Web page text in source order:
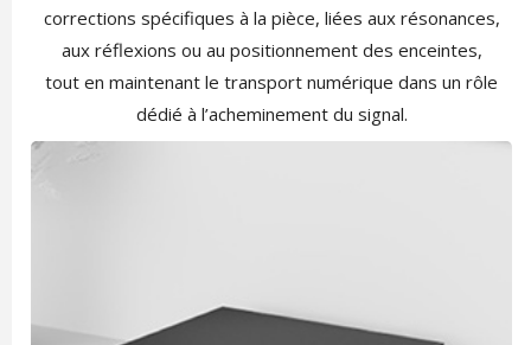
corrections spécifiques à la pièce, liées aux résonances,
aux réflexions ou au positionnement des enceintes,
tout en maintenant le transport numérique dans un rôle
dédié à l’acheminement du signal.